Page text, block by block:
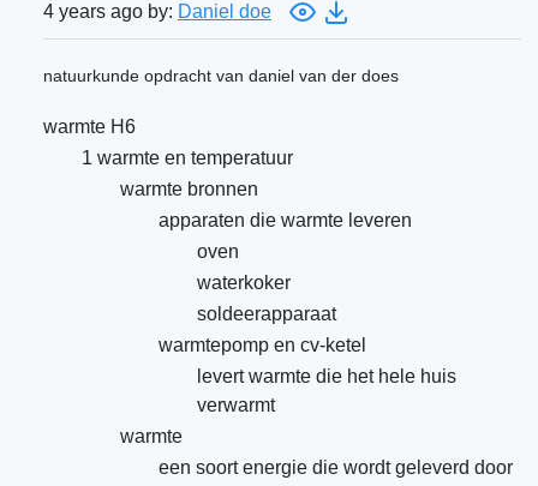
4 years ago by: Daniel doe
natuurkunde opdracht van daniel van der does
warmte H6
1 warmte en temperatuur
warmte bronnen
apparaten die warmte leveren
oven
waterkoker
soldeerapparaat
warmtepomp en cv-ketel
levert warmte die het hele huis
verwarmt
warmte
een soort energie die wordt geleverd door